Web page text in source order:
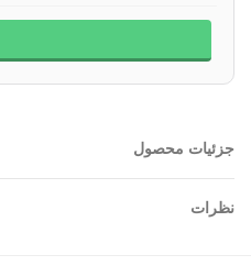
جزئیات محصول
نظرات